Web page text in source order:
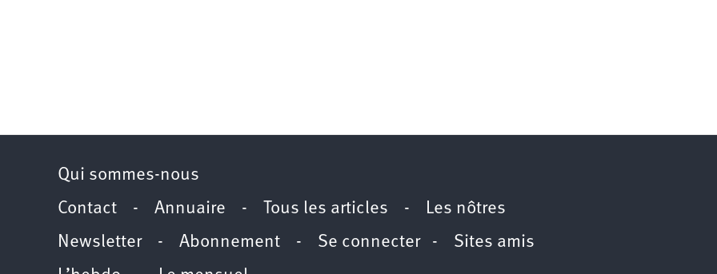
Qui sommes-nous
Contact - Annuaire - Tous les articles - Les nôtres
Newsletter- Abonnement - Se connecter- Sites amis